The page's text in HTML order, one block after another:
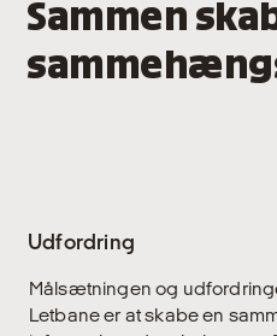
Sammen
Udfordring
Målsætningen og
Letbane er at skabe en